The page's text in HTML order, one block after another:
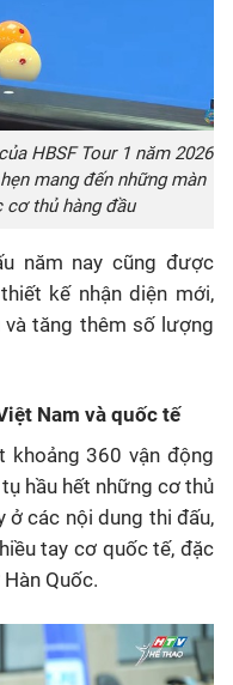
HBSF Tour 1 năm 2026
mang đến những màn
cơ thủ hàng đầu
năm nay cũng được
kế nhận diện mới,
tăng thêm số lượng
Nam và quốc tế
khoảng 360 vận động
hầu hết những cơ thủ
ở các nội dung thi đấu,
tay cơ quốc tế, đặc
Quốc.